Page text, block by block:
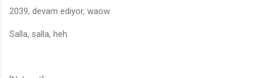
2039, devam ediyor, waow
Salla, salla, heh